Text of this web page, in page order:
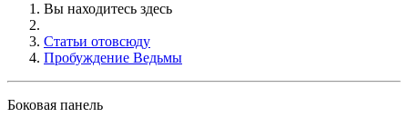
Вы находитесь здесь
Статьи отовсюду
Пробуждение Ведьмы
Боковая панель